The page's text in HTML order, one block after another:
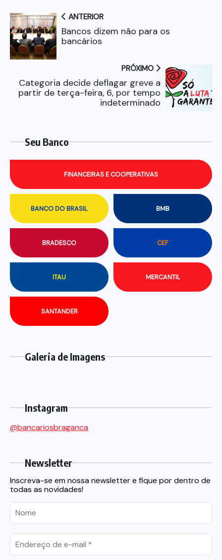
ANTERIOR
Bancos dizem não para os
bancários
PRÓXIMO
Categoria decide deflagar greve a
partir de terça-feira, 6, por tempo
indeterminado
Seu Banco
BANCO DO BRASIL BMB
BRADESCO CEF
FINANCEIRAS E COOPERATIVAS
ITAU MERCANTIL
SANTANDER
Galeria de Imagens
Instagram
@bancariosbraganca
Newsletter
Inscreva-se em nossa newsletter e fique por dentro de
todas as novidades!